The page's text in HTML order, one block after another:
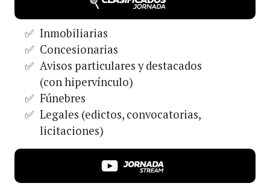
Inmobiliarias
Concesionarias
Avisos particulares y destacados
(con hipervínculo)
Fúnebres
Legales (edictos, convocatorias,
licitaciones)